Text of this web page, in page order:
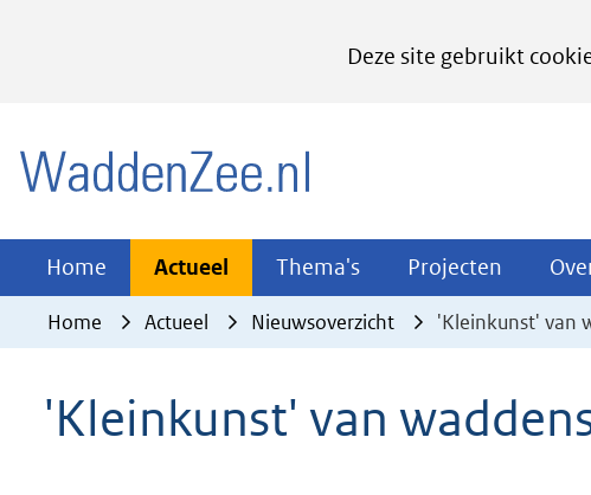
Deze site gebruikt
het
cookies
website
worden
Home Actueel Actueel
Uitklappen
Thema's Thema's
Uitklappen
Projecten Projecten
Home Actueel Nieuwsoverzicht 'Kleinkunst' van
'Kleinkunst' van